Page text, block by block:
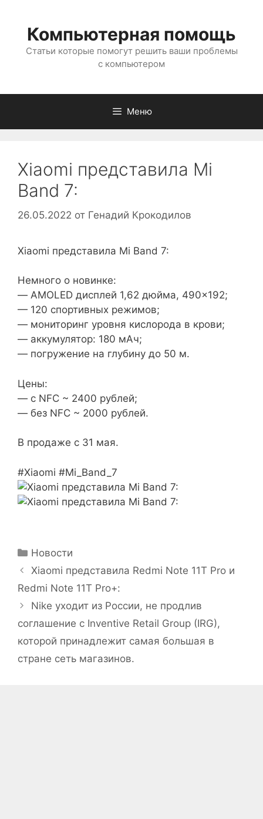
содержимому
Компьютерная помощь
Статьи которые помогут решить ваши проблемы
с компьютером
Меню
Xiaomi представила Mi
Band 7:
26.05.2022 от Генадий Крокодилов
Xiaomi представила Mi Band 7:
Немного о новинке:
— AMOLED дисплей 1,62 дюйма, 490×192;
— 120 спортивных режимов;
— мониторинг уровня кислорода в крови;
— аккумулятор: 180 мАч;
— погружение на глубину до 50 м.
Цены:
— с NFC ~ 2400 рублей;
— без NFC ~ 2000 рублей.
В продаже с 31 мая.
#Xiaomi #Mi_Band_7
Рубрики
Новости
Xiaomi представила Redmi Note 11T Pro и
Redmi Note 11T Pro+:
Nike уходит из России, не продлив
соглашение с Inventive Retail Group (IRG),
которой принадлежит самая большая в
стране сеть магазинов.